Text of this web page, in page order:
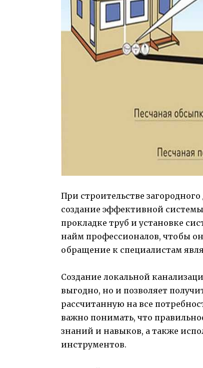
При строительстве
создание эффективной
прокладке труб и установке
найм профессионалов, чтобы
обращение к специалистам
Создание локальной
выгодно, но и позволяет
рассчитанную на все
важно понимать, что
знаний и навыков, а также
инструментов.